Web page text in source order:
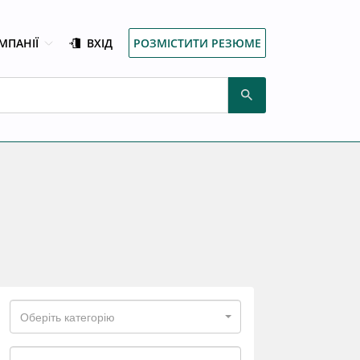
ВХІД РОЗМІСТИТИ РЕЗЮМЕ
Оберіть категорію